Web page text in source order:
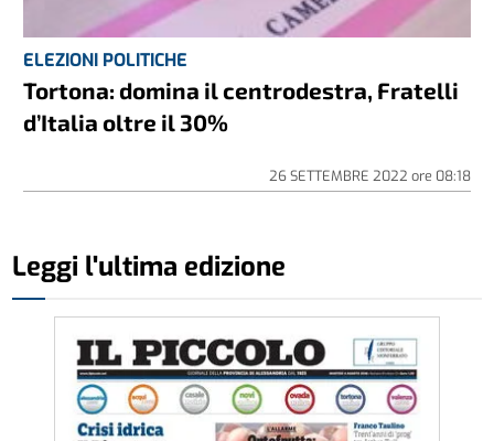
ELEZIONI POLITICHE
Tortona: domina il centrodestra, Fratelli
d’Italia oltre il 30%
26 SETTEMBRE 2022 ore 08:18
Leggi l'ultima edizione